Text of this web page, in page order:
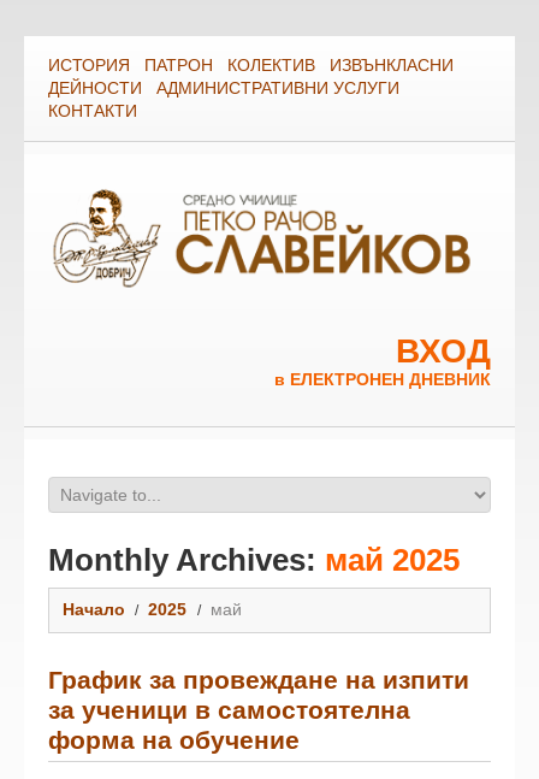
ИСТОРИЯ ПАТРОН КОЛЕКТИВ
ИЗВЪНКЛАСНИ
ДЕЙНОСТИ
АДМИНИСТРАТИВНИ УСЛУГИ
КОНТАКТИ
ВХОД
в ЕЛЕКТРОНЕН ДНЕВНИК
Monthly Archives: май 2025
Начало 2025 май
График за провеждане на изпити
за ученици в самостоятелна
форма на обучение